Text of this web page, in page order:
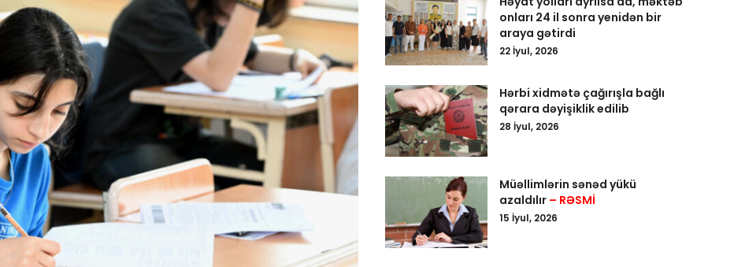
onları 24 il sonra yenidən bir
araya gətirdi
22 İyul, 2026
Hərbi xidmətə çağırışla bağlı
qərara dəyişiklik edilib
28 İyul, 2026
Müəllimlərin sənəd yükü
azaldılır – RƏSMİ
15 İyul, 2026